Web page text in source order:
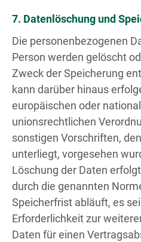
7. Datenlöschung und
Die personenbezogenen
Person werden gelöscht
Zweck der Speicherung
kann darüber hinaus
europäischen oder
unionsrechtlichen
sonstigen Vorschriften,
unterliegt, vorgesehen
Löschung der Daten
durch die genannten
Speicherfrist abläuft, es
Erforderlichkeit zur
Daten für einen